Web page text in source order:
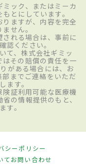
ック、またはミーカ
とにしています。
ますが、内容を完全
せん。
れる場合は、事前に
認ください。
て、株式会社ギミッ
その賠償の責任を一
がある場合には、お
までご連絡をいただ
ます。
証利用可能な医療機
の情報提供のもと、
す。
シーポリシー
てお問い合わせ